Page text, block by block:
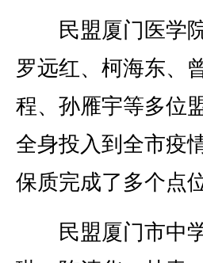
民盟厦门医学院
罗远红、柯海东、
程、孙雁宇等多位
全身投入到全市疫
保质完成了多个点
民盟厦门市中学